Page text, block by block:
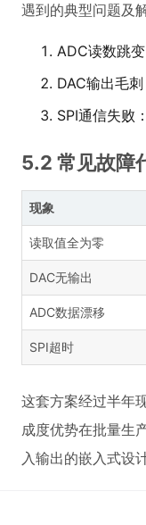
遇到的典型问题及
ADC读数跳
DAC输出毛
SPI通信失败
5.2 常见故障
现象
读取值全为零
DAC无输出
ADC数据漂移
SPI超时
这套方案经过半年
成度优势在批量生
入输出的嵌入式设